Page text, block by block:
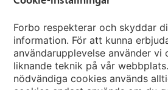
Välj land
Forbo respekterar och skyddar
information. För att kunna
användarupplevelse använder vi
liknande teknik på vår
nödvändiga cookies används